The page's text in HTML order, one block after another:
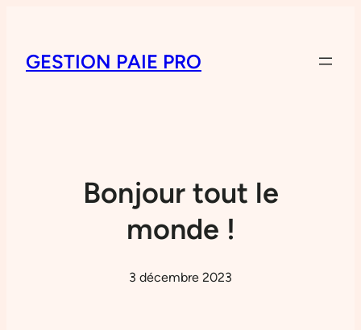
GESTION PAIE PRO
Bonjour tout le
monde !
3 décembre 2023